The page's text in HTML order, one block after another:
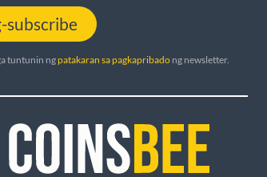
subscribe
tuntunin ngpatakaran sa pagkapribadong newsletter.